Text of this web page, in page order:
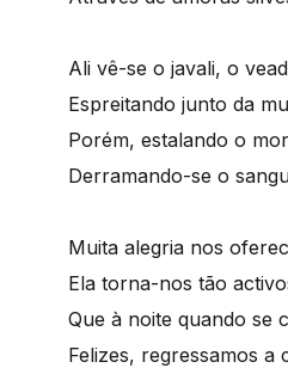
Ali vê-se o javali, o
Espreitando junto da
Porém, estalando o
Derramando-se o
Muita alegria nos
Ela torna-nos tão
Que à noite quando se
Felizes, regressamos a